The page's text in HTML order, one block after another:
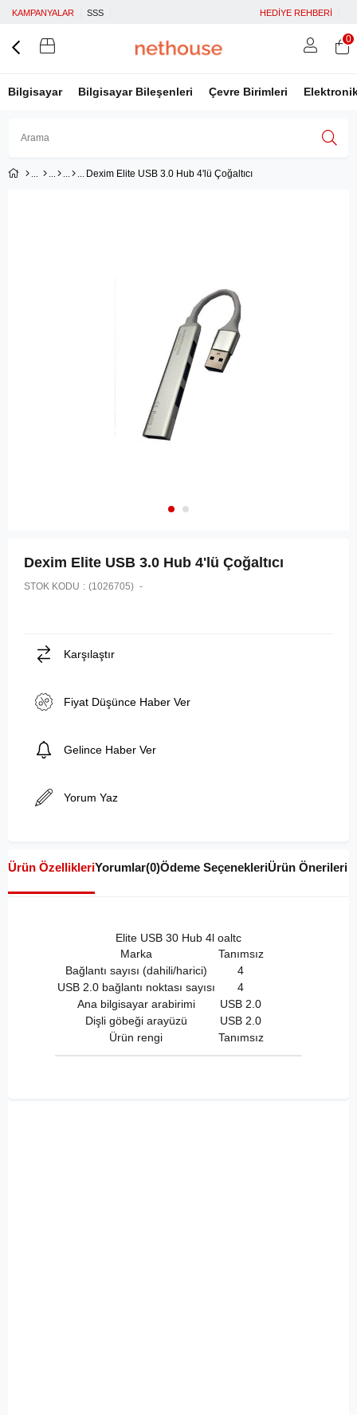
KAMPANYALAR SSS HEDİYE REHBERİ
Bilgisayar Bilgisayar Bileşenleri Çevre Birimleri
Facebook İle Bağlan
0
Dexim Elite USB 3.0 Hub 4'lü Çoğaltıcı
Dexim Elite USB 3.0 Hub 4'lü Çoğaltıcı
STOK KODU (1026705)
Karşılaştır
Fiyat Düşünce Haber Ver
Gelince Haber Ver
Yorum Yaz
Ürün ÖzellikleriYorumlar(0)Ödeme SeçenekleriÜrün Önerileri
Elite USB 30 Hub 4l oaltc
Marka
Tanımsız
Bağlantı sayısı (dahili/harici)
4
USB 2.0 bağlantı noktası sayısı
4
Ana bilgisayar arabirimi
USB 2.0
Dişli göbeği arayüzü
USB 2.0
Ürün rengi
Tanımsız